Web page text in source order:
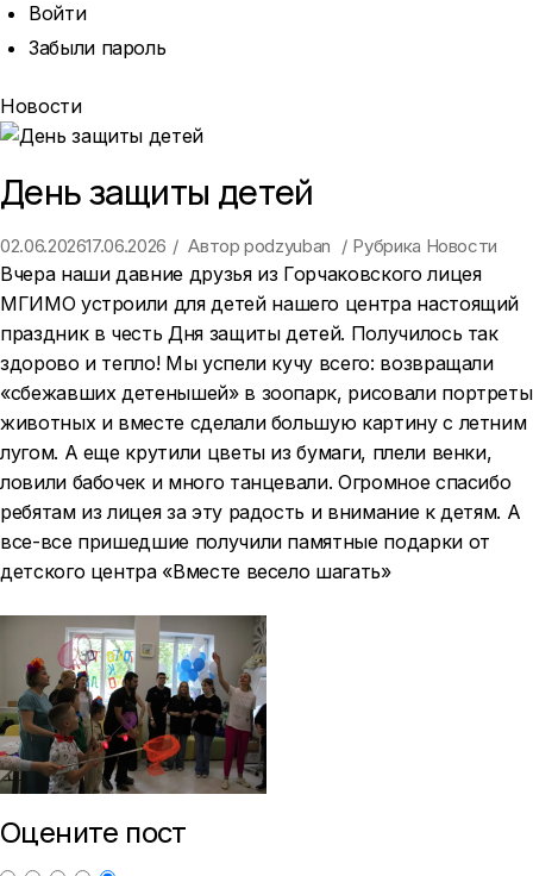
Войти
Забыли пароль
Новости
День защиты детей
02.06.202617.06.2026 Авторpodzyuban Рубрика Новости
Вчера наши давние друзья из Горчаковского лицея
МГИМО устроили для детей нашего центра настоящий
праздник в честь Дня защиты детей. Получилось так
здорово и тепло! Мы успели кучу всего: возвращали
«сбежавших детенышей» в зоопарк, рисовали портреты
животных и вместе сделали большую картину с летним
лугом. А еще крутили цветы из бумаги, плели венки,
ловили бабочек и много танцевали. Огромное спасибо
ребятам из лицея за эту радость и внимание к детям. А
все-все пришедшие получили памятные подарки от
детского центра «Вместе весело шагать»
Оцените пост